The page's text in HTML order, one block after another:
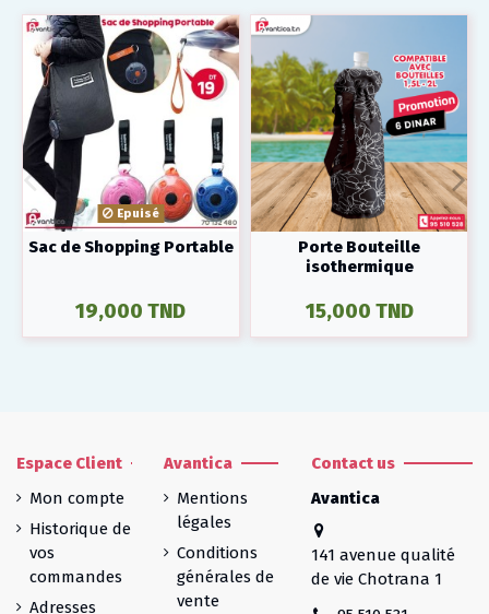
Epuisé
Sac de Shopping Portable
19,000 TND
Porte Bouteille
isothermique
15,000 TND
Espace Client
Mon compte
Historique de
vos
commandes
Adresses
Avantica
Mentions
légales
Conditions
générales de
vente
Contact us
Avantica
141 avenue qualité
de vie Chotrana 1